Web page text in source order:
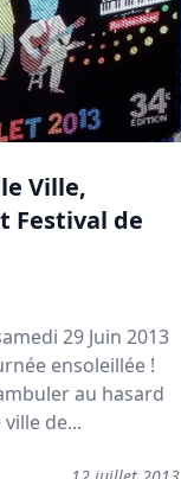
Ville,
Festival de
29 Juin 2013
ensoleillée !
au hasard
de...